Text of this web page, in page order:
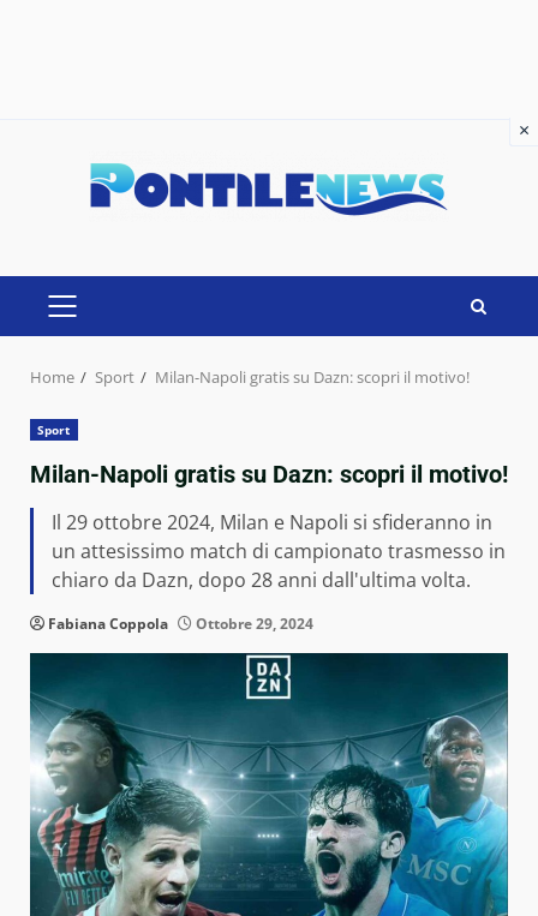
×
PRIMARY
Home Sport Milan-Napoli gratis su Dazn: scopri il motivo!
Sport
Milan-Napoli gratis su Dazn: scopri il motivo!
Il 29 ottobre 2024, Milan e Napoli si sfideranno in
un attesissimo match di campionato trasmesso in
chiaro da Dazn, dopo 28 anni dall'ultima volta.
Fabiana Coppola Ottobre 29, 2024
×